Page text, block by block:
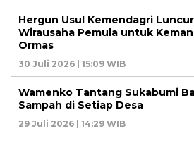
Hergun Usul Kemendagri
Wirausaha Pemula untuk
Ormas
30 Juli 2026 | 15:09 WIB
Wamenko Tantang Sukabumi
Sampah di Setiap Desa
29 Juli 2026 | 14:29 WIB